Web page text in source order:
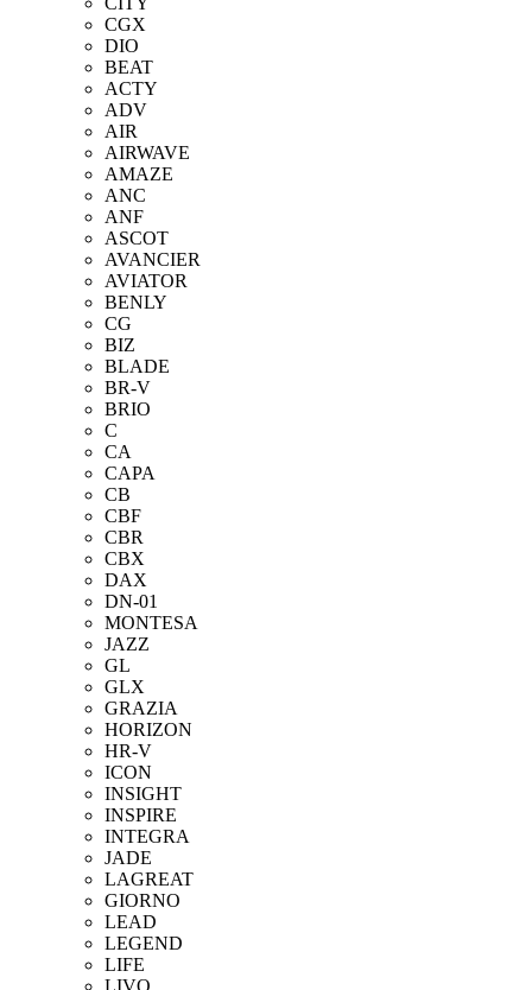
CGX
DIO
BEAT
ACTY
ADV
AIR
AIRWAVE
AMAZE
ANC
ANF
ASCOT
AVANCIER
AVIATOR
BENLY
CG
BIZ
BLADE
BR-V
BRIO
C
CA
CAPA
CB
CBF
CBR
CBX
DAX
DN-01
MONTESA
JAZZ
GL
GLX
GRAZIA
HORIZON
HR-V
ICON
INSIGHT
INSPIRE
INTEGRA
JADE
LAGREAT
GIORNO
LEAD
LEGEND
LIFE
LIVO